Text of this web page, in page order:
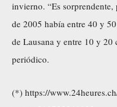
invierno. “Es
de 2005 había entre 40 y
de Lausana y entre 10 y 20
periódico.
(*) https://